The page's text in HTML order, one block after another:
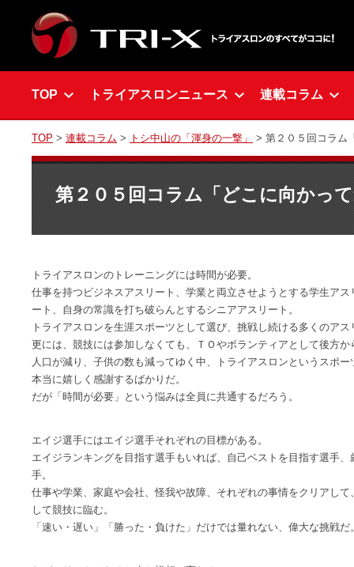
TOP トライアスロンニュース 連載コラム
TOP > 連載コラム > トシ中山の「渾身の一撃」 > 第２０５回コラム
第２０５回コラム「どこに向かっ
トライアスロンのトレーニングには時間が必要。
仕事を持つビジネスアスリート、学業と両立させようとする学生ア
ート、自身の常識を打ち破らんとするシニアアスリート。
トライアスロンを生涯スポーツとして選び、挑戦し続ける多くのアス
更には、競技には参加しなくても、ＴＯやボランティアとして後方
人口が減り、子供の数も減ってゆく中、トライアスロンというスポ
本当に嬉しく感謝するばかりだ。
だが「時間が必要」という悩みは全員に共通するだろう。
エイジ選手にはエイジ選手それぞれの目標がある。
エイジランキングを目指す選手もいれば、自己ベストを目指す選手
手。
仕事や学業、家庭や会社、怪我や故障、それぞれの事情をクリアし
して競技に臨む。
「速い・遅い」「勝った・負けた」だけでは量れない、偉大な挑戦だ